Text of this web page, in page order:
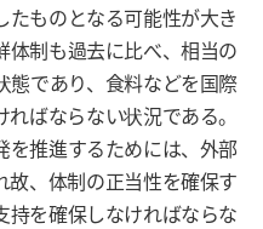
ものとなる可能性が大き
体制も過去に比べ、相当の
態であり、食料などを国際
ばならない状況である。
を推進するためには、外部
故、体制の正当性を確保す
持を確保しなければならな